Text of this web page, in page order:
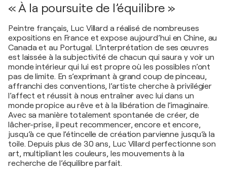
« À la poursuite de l’équilibre »
Peintre français, Luc Villard a réalisé de nombreuses
expositions en France et expose aujourd’hui en Chine, au
Canada et au Portugal. L’interprétation de ses œuvres
est laissée à la subjectivité de chacun qui saura y voir un
monde intérieur qui lui est propre où les possibles n’ont
pas de limite. En s’exprimant à grand coup de pinceau,
affranchi des conventions, l’artiste cherche à privilégier
l’affect et réussit à nous entraîner avec lui dans un
monde propice au rêve et à la libération de l’imaginaire.
Avec sa manière totalement spontanée de créer, de
lâcher-prise, il peut recommencer, encore et encore,
jusqu’à ce que l’étincelle de création parvienne jusqu’à la
toile. Depuis plus de 30 ans, Luc Villard perfectionne son
art, multipliant les couleurs, les mouvements à la
recherche de l’équilibre parfait.